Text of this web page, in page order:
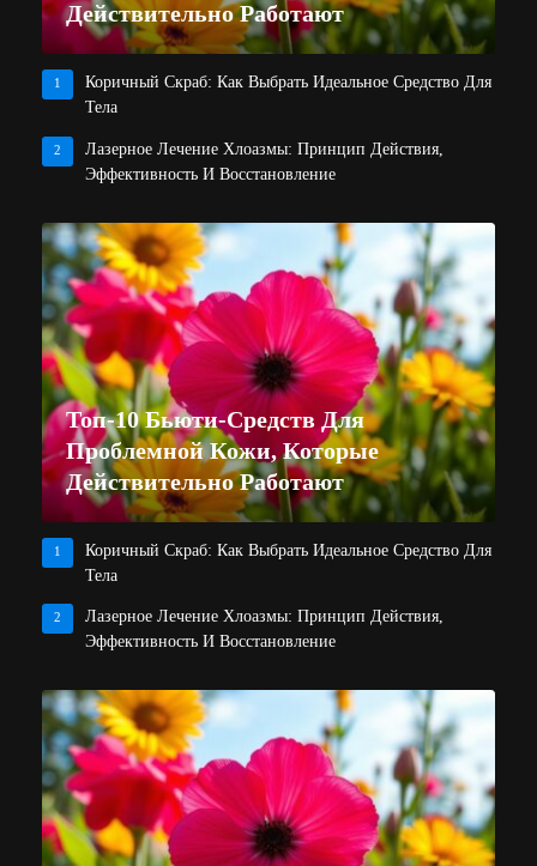
Действительно Работают
1
Коричный Скраб: Как Выбрать Идеальное Средство Для
Тела
2
Лазерное Лечение Хлоазмы: Принцип Действия,
Эффективность И Восстановление
Топ-10 Бьюти-Средств Для
Проблемной Кожи, Которые
Действительно Работают
1
Коричный Скраб: Как Выбрать Идеальное Средство Для
Тела
2
Лазерное Лечение Хлоазмы: Принцип Действия,
Эффективность И Восстановление